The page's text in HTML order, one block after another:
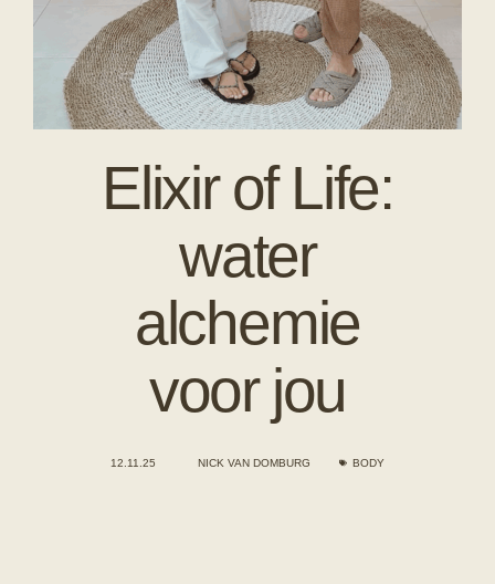
Elixir of Life:
water
alchemie
voor jou
12.11.25 NICK VAN DOMBURG BODY